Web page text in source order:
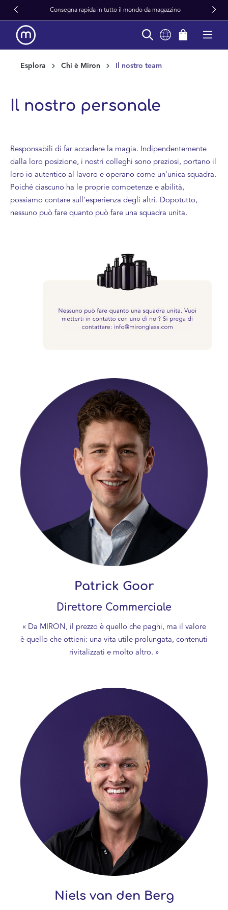
content
magazzino Prodotto in Europa dal
Esplora Chi è Miron Il nostro team
Il nostro personale
Responsabili di far accadere la magia. Indipendentemente
dalla loro posizione, i nostri colleghi sono preziosi, portano il
loro io autentico al lavoro e operano come un'unica squadra.
Poiché ciascuno ha le proprie competenze e abilità,
possiamo contare sull'esperienza degli altri. Dopotutto,
nessuno può fare quanto può fare una squadra unita.
Patrick Goor
Direttore Commerciale
« Da MIRON, il prezzo è quello che paghi, ma il valore
è quello che ottieni: una vita utile prolungata, contenuti
rivitalizzati e molto altro. »
Niels van den Berg